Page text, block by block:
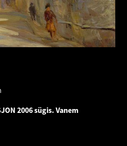
2006 sügis. Vanem